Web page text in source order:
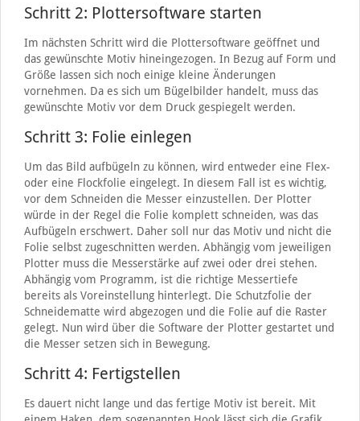
Schritt 2: Plottersoftware starten
Im nächsten Schritt wird die Plottersoftware geöffnet und
das gewünschte Motiv hineingezogen. In Bezug auf Form und
Größe lassen sich noch einige kleine Änderungen
vornehmen. Da es sich um Bügelbilder handelt, muss das
gewünschte Motiv vor dem Druck gespiegelt werden.
Schritt 3: Folie einlegen
Um das Bild aufbügeln zu können, wird entweder eine Flex-
oder eine Flockfolie eingelegt. In diesem Fall ist es wichtig,
vor dem Schneiden die Messer einzustellen. Der Plotter
würde in der Regel die Folie komplett schneiden, was das
Aufbügeln erschwert. Daher soll nur das Motiv und nicht die
Folie selbst zugeschnitten werden. Abhängig vom jeweiligen
Plotter muss die Messerstärke auf zwei oder drei stehen.
Abhängig vom Programm, ist die richtige Messertiefe
bereits als Voreinstellung hinterlegt. Die Schutzfolie der
Schneidematte wird abgezogen und die Folie auf die Raster
gelegt. Nun wird über die Software der Plotter gestartet und
die Messer setzen sich in Bewegung.
Schritt 4: Fertigstellen
Es dauert nicht lange und das fertige Motiv ist bereit. Mit